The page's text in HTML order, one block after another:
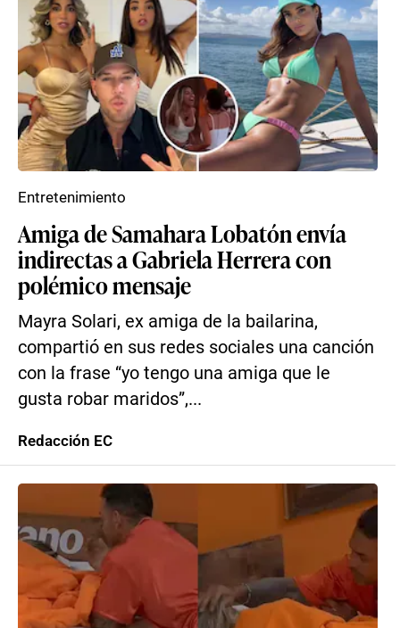
Amiga de Samahara Lobatón envía
indirectas a Gabriela Herrera con
polémico mensaje
Mayra Solari, ex amiga de la bailarina,
compartió en sus redes sociales una canción
con la frase “yo tengo una amiga que le
gusta robar maridos”,...
Entretenimiento
Redacción EC